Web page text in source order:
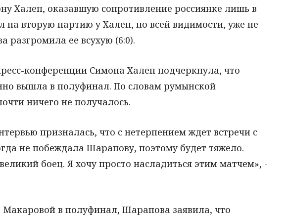
Халеп, оказавшую сопротивление россиянке лишь в
на вторую партию у Халеп, по всей видимости, уже не
разгромила ее всухую (6:0).
конференции Симона Халеп подчеркнула, что
вышла в полуфинал. По словам румынской
ничего не получалось.
призналась, что с нетерпением ждет встречи с
не побеждала Шарапову, поэтому будет тяжело.
боец. Я хочу просто насладиться этим матчем», -
в полуфинал, Шарапова заявила, что